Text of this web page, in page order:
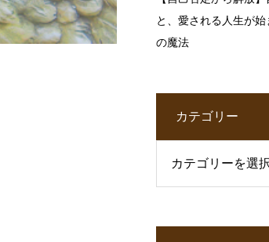
と、愛される人生が
の魔法
カテゴリー